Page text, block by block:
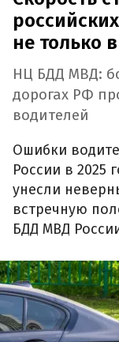
не только
НЦ БДД МВД:
дорогах РФ
водителей
Ошибки
России в 2025
унесли
встречную
БДД МВД